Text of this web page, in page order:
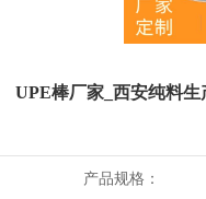
UPE棒厂家_西安纯料
产品规格：